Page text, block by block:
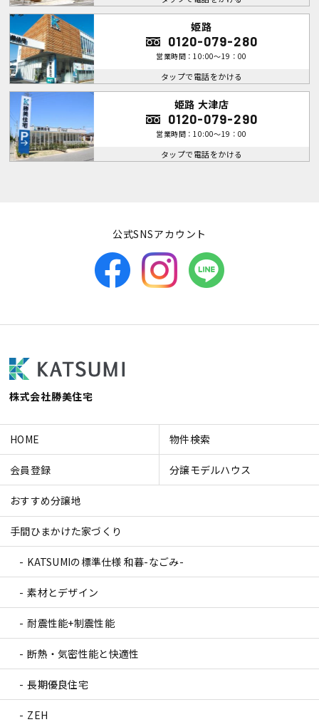
姫路
0120-079-280
営業時間：10:00～19：00
タップで電話をかける
姫路 大津店
0120-079-290
営業時間：10:00～19：00
タップで電話をかける
公式SNSアカウント
株式会社勝美住宅
HOME 物件検索
会員登録 分譲モデルハウス
おすすめ分譲地
手間ひまかけた家づくり
KATSUMIの標準仕様 和暮-なごみ-
素材とデザイン
耐震性能+制震性能
断熱・気密性能と快適性
長期優良住宅
ZEH